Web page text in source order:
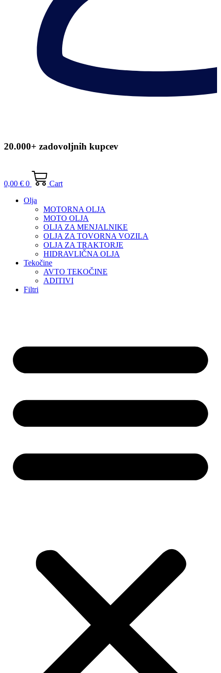
20.000+ zadovoljnih kupcev
0,00 € 0
Cart
Olja
MOTORNA OLJA
MOTO OLJA
OLJA ZA MENJALNIKE
OLJA ZA TOVORNA VOZILA
OLJA ZA TRAKTORJE
HIDRAVLIČNA OLJA
Tekočine
AVTO TEKOČINE
ADITIVI
Filtri